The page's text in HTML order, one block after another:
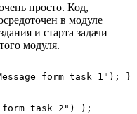
просто. Код,
в модуле
и старта задачи
модуля.
form task 1"); }
task 2") );